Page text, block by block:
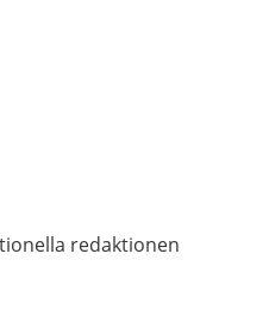
redaktionen